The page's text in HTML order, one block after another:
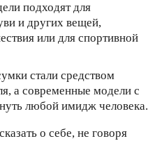
подходят для
и других вещей,
или для спортивной
стали средством
а современные модели с
любой имидж человека.
о себе, не говоря